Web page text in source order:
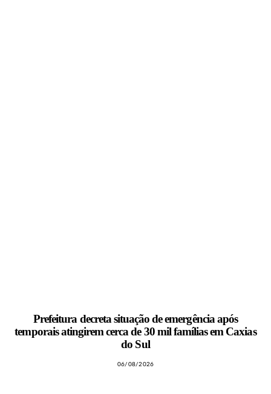
Prefeitura decreta situação de emergência após
temporais atingirem cerca de 30 mil famílias em Caxias
do Sul
06/08/2026